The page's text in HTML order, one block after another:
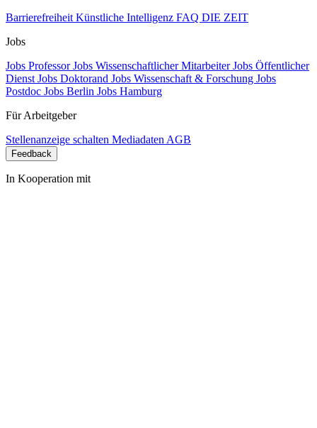
Barrierefreiheit Künstliche Intelligenz FAQ DIE ZEIT
Jobs
Jobs ProfessorJobs Wissenschaftlicher MitarbeiterJobs Öffentlicher
Dienst Jobs Doktorand Jobs Wissenschaft & Forschung Jobs
Postdoc Jobs Berlin Jobs Hamburg
Für Arbeitgeber
Stellenanzeige schalten Mediadaten AGB
Feedback
In Kooperation mit